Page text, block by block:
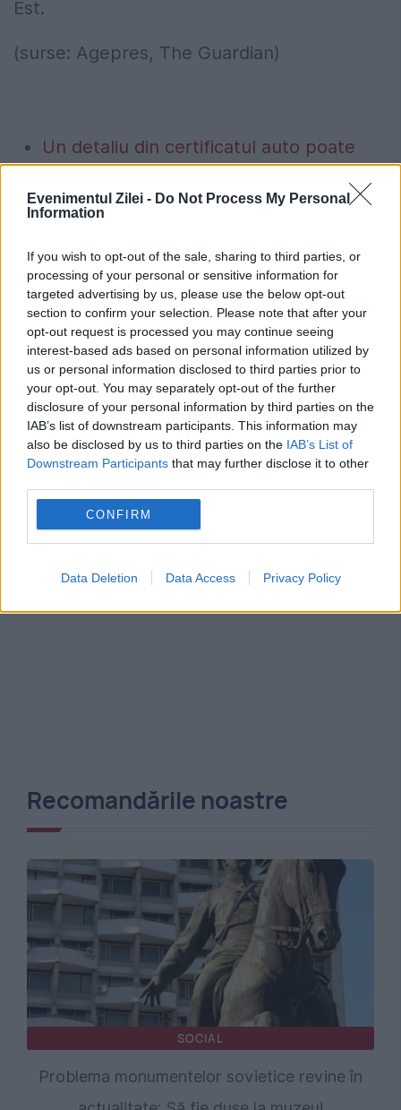
Evenimentul Zilei - Do Not Process My Personal
Information
If you wish to opt-out of the sale, sharing to third parties, or
processing of your personal or sensitive information for
targeted advertising by us, please use the below opt-out
section to confirm your selection. Please note that after your
opt-out request is processed you may continue seeing
interest-based ads based on personal information utilized by
us or personal information disclosed to third parties prior to
your opt-out. You may separately opt-out of the further
disclosure of your personal information by third parties on the
IAB’s list of downstream participants. This information may
also be disclosed by us to third parties on the IAB’s List of
Downstream Participants that may further disclose it to other
CONFIRM
Data Deletion Data Access Privacy Policy
Est.
(surse: Agepres, The Guardian)
Un detaliu din certificatul auto poate
aduce amendă și permisul suspendat
unor categorii de șoferi
nu îl vei mai putea folosi, chiar dacă
este valabil
monte carlo the guardian The New
uniunea sovietica Vladimir Putin
Recomandările noastre
SOCIAL
Problema monumentelor sovietice revine în